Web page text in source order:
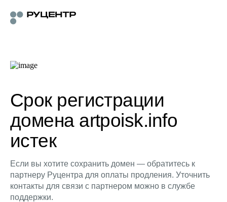
Срок регистрации
домена artpoisk.info
истек
Если вы хотите сохранить домен — обратитесь к
партнеру Руцентра для оплаты продления. Уточнить
контакты для связи с партнером можно в службе
поддержки.